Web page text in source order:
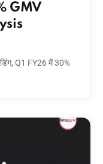
GMV
Q1 FY26 में 30%